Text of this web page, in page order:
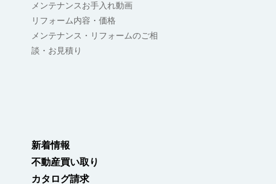
メンテナンスお手入れ動画
リフォーム内容・価格
メンテナンス・リフォームのご相
談・お見積り
新着情報
不動産買い取り
カタログ請求